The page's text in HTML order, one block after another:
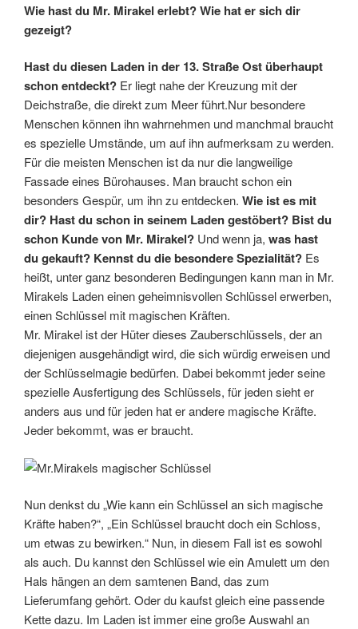
Wie hast du Mr. Mirakel erlebt? Wie hat er sich dir
gezeigt?
Hast du diesen Laden in der 13. Straße Ost überhaupt
schon entdeckt? Er liegt nahe der Kreuzung mit der
Deichstraße, die direkt zum Meer führt.Nur besondere
Menschen können ihn wahrnehmen und manchmal braucht
es spezielle Umstände, um auf ihn aufmerksam zu werden.
Für die meisten Menschen ist da nur die langweilige
Fassade eines Bürohauses. Man braucht schon ein
besonders Gespür, um ihn zu entdecken. Wie ist es mit
dir? Hast du schon in seinem Laden gestöbert? Bist du
schon Kunde von Mr. Mirakel? Und wenn ja, was hast
du gekauft? Kennst du die besondere Spezialität? Es
heißt, unter ganz besonderen Bedingungen kann man in Mr.
Mirakels Laden einen geheimnisvollen Schlüssel erwerben,
einen Schlüssel mit magischen Kräften.
Mr. Mirakel ist der Hüter dieses Zauberschlüssels, der an
diejenigen ausgehändigt wird, die sich würdig erweisen und
der Schlüsselmagie bedürfen. Dabei bekommt jeder seine
spezielle Ausfertigung des Schlüssels, für jeden sieht er
anders aus und für jeden hat er andere magische Kräfte.
Jeder bekommt, was er braucht.
Nun denkst du „Wie kann ein Schlüssel an sich magische
Kräfte haben?“, „Ein Schlüssel braucht doch ein Schloss,
um etwas zu bewirken.“ Nun, in diesem Fall ist es sowohl
als auch. Du kannst den Schlüssel wie ein Amulett um den
Hals hängen an dem samtenen Band, das zum
Lieferumfang gehört. Oder du kaufst gleich eine passende
Kette dazu. Im Laden ist immer eine große Auswahl an